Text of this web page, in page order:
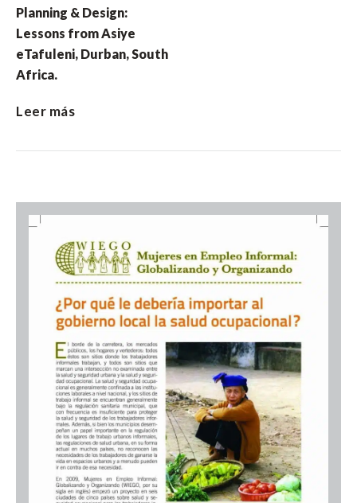
Planning & Design:
Lessons from Asiye
eTafuleni, Durban, South
Africa.
Leer más